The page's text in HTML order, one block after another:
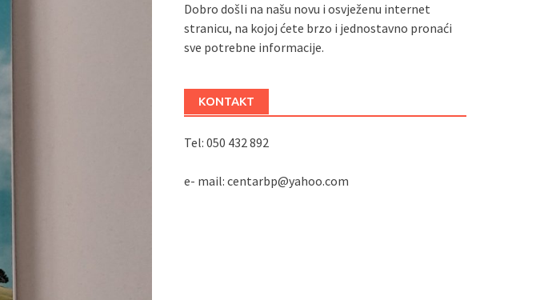
Dobro došli na našu novu i osvježenu internet
stranicu, na kojoj ćete brzo i jednostavno pronaći
sve potrebne informacije.
KONTAKT
Tel: 050 432 892
e- mail: centarbp@yahoo.com